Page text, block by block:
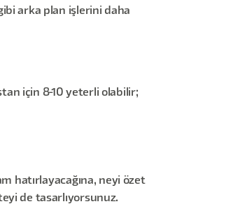
arka plan işlerini daha
için 8-10 yeterli olabilir;
hatırlayacağına, neyi özet
de tasarlıyorsunuz.